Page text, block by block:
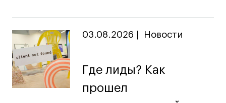
03.08.2026 Новости
Где лиды? Как
прошел